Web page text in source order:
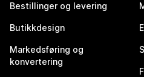
Bestillinger og levering
Butikkdesign
Markedsføring og
konvertering